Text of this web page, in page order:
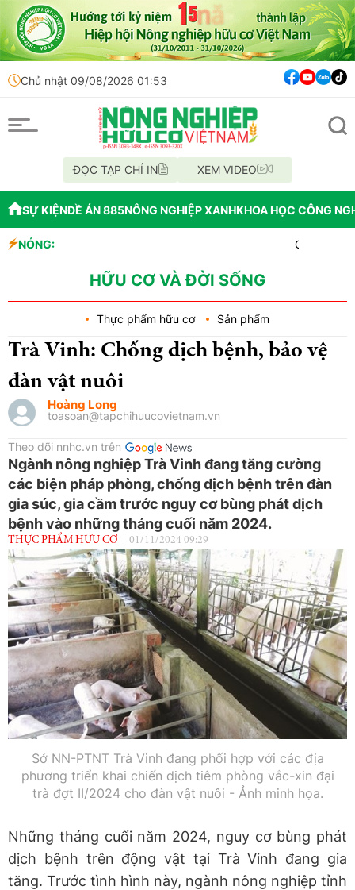
Chủ nhật 09/08/2026 01:53
ĐỌC TẠP CHÍ IN XEM VIDEO
SỰ KIỆNĐỀ ÁN 885NÔNG NGHIỆP XANHKHOA HỌC CÔNG
NÓNG:
OAU đưa nhà
Vĩnh Long phát
HỮU CƠ VÀ ĐỜI SỐNG
Thực phẩm hữu cơ Sản phẩm
Trà Vinh: Chống dịch bệnh, bảo vệ
đàn vật nuôi
Hoàng Long
toasoan@tapchihuucovietnam.vn
Theo dõi nnhc.vn trên
Ngành nông nghiệp Trà Vinh đang tăng cường
các biện pháp phòng, chống dịch bệnh trên đàn
gia súc, gia cầm trước nguy cơ bùng phát dịch
bệnh vào những tháng cuối năm 2024.
THỰC PHẨM HỮU CƠ 01/11/2024 09:29
Sở NN-PTNT Trà Vinh đang phối hợp với các địa
phương triển khai chiến dịch tiêm phòng vắc-xin đại
trà đợt II/2024 cho đàn vật nuôi - Ảnh minh họa.
Những tháng cuối năm 2024, nguy cơ bùng phát
dịch bệnh trên động vật tại Trà Vinh đang gia
tăng. Trước tình hình này, ngành nông nghiệp tỉnh